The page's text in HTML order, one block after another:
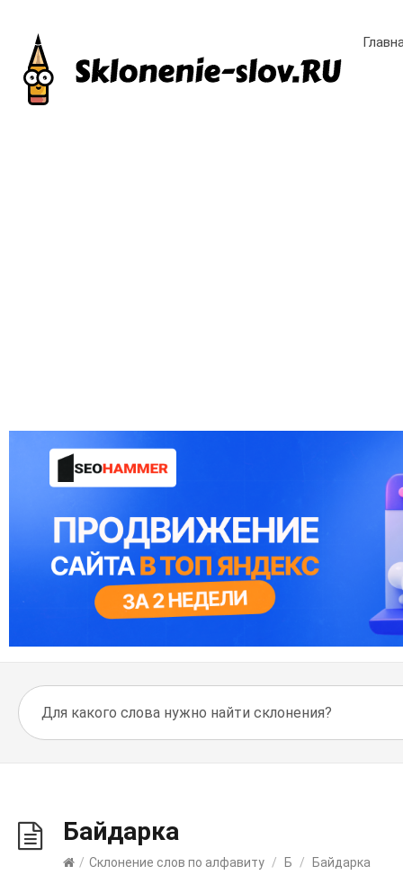
Байдарка
/ Склонение слов по алфавиту / Б / Байдарка